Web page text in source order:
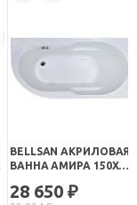
BELLSAN АКРИЛОВАЯ
ВАННА АМИРА 150X70
28 650 ₽